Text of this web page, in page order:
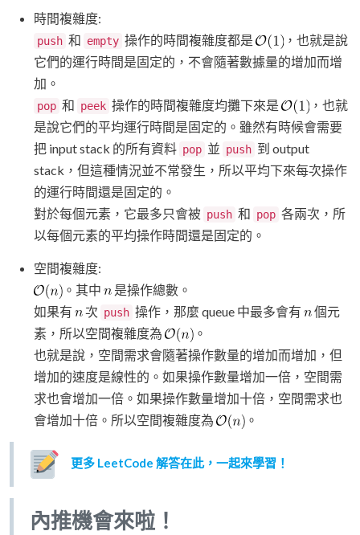
時間複雜度:
push 和 empty 操作的時間複雜度都是
，也就是說
它們的運行時間是固定的，不會隨著數據量的增加而增
加。
pop 和 peek 操作的時間複雜度均攤下來是
，也就
是說它們的平均運行時間是固定的。雖然有時候會需要
把 input stack 的所有資料 pop 並 push 到 output
stack，但這種情況並不常發生，所以平均下來每次操作
的運行時間還是固定的。
對於每個元素，它最多只會被 push 和 pop 各兩次，所
以每個元素的平均操作時間還是固定的。
空間複雜度:
。其中
是操作總數。
如果有
次 push 操作，那麼 queue 中最多會有
個元
素，所以空間複雜度為
。
也就是說，空間需求會隨著操作數量的增加而增加，但
增加的速度是線性的。如果操作數量增加一倍，空間需
求也會增加一倍。如果操作數量增加十倍，空間需求也
會增加十倍。所以空間複雜度為
。
更多 LeetCode 解答在此，一起來學習！
內推機會來啦！